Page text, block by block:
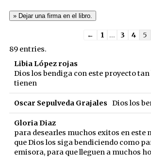
Guestbook
← 1 ... 3 4 5
89 entries.
Libia López rojas
Dios los bendiga con este proyecto
tienen
Oscar Sepulveda Grajales Dios los
Gloria Diaz
para desearles muchos exitos en este
que Dios los siga bendiciendo como
emisora, para que lleguen a muchos